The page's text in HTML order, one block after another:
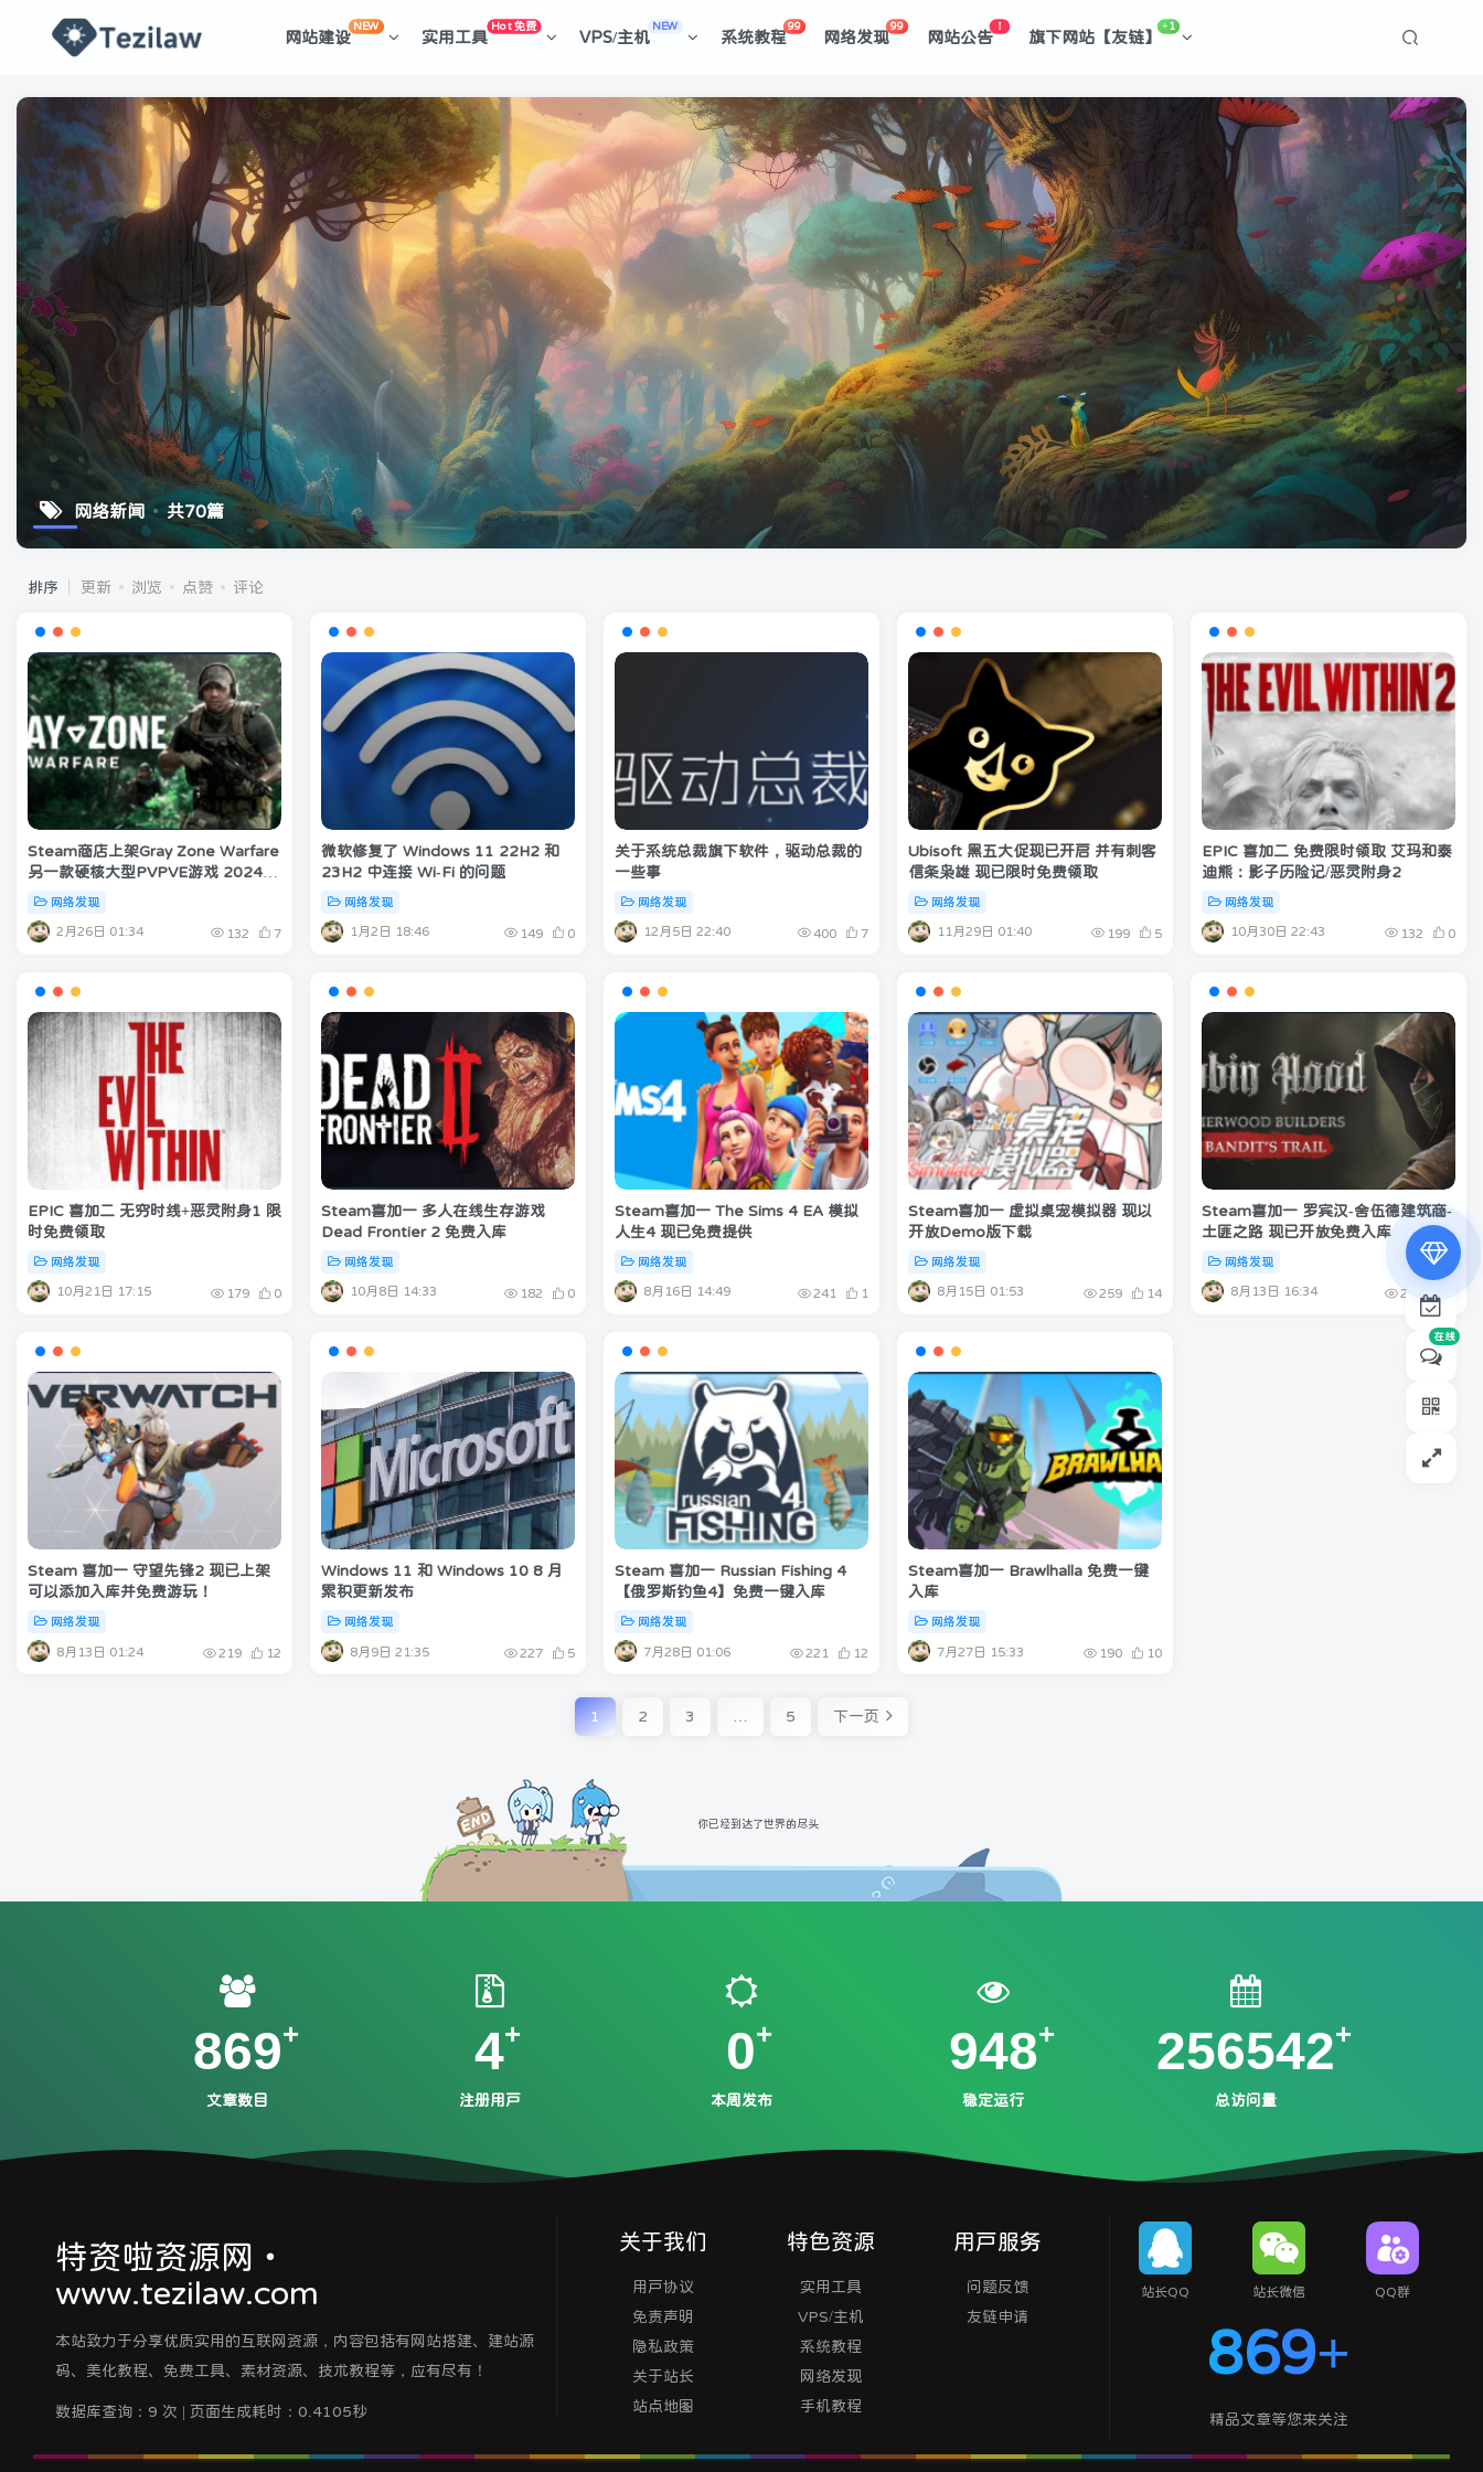
网站建设
NEW
实用工具
Hot 免费
VPS/主机
NEW
系统教程
99
网络发现
99
网站公告
！
旗下网站【友链】
+1
网络新闻 共70篇
排序 更新 浏览 点赞 评论
Steam商店上架Gray Zone Warfare
另一款硬核大型PVPVE游戏 2024年
网络发现
2月26日 01:34 132 7
微软修复了 Windows 11 22H2 和
23H2 中连接 Wi-Fi 的问题
网络发现
1月2日 18:46 149 0
关于系统总裁旗下软件，驱动总裁的
一些事
网络发现
12月5日 22:40 400 7
Ubisoft 黑五大促现已开启 并有刺客
信条枭雄 现已限时免费领取
网络发现
11月29日 01:40 199 5
EPIC 喜加二 免费限时领取 艾玛和泰
迪熊：影子历险记/恶灵附身2
网络发现
10月30日 22:43 132 0
EPIC 喜加二 无穷时线+恶灵附身1 限
时免费领取
网络发现
10月21日 17:15 179 0
Steam喜加一 多人在线生存游戏
Dead Frontier 2 免费入库
网络发现
10月8日 14:33 182 0
Steam喜加一 The Sims 4 EA 模拟
人生4 现已免费提供
网络发现
8月16日 14:49 241 1
Steam喜加一 虚拟桌宠模拟器 现以
开放Demo版下载
网络发现
8月15日 01:53 259 14
Steam喜加一 罗宾汉-舍伍德建筑商-
土匪之路 现已开放免费入库
网络发现
8月13日 16:34 215
Steam 喜加一 守望先锋2 现已上架
可以添加入库并免费游玩！
网络发现
8月13日 01:24 219 12
Windows 11 和 Windows 10 8 月
累积更新发布
网络发现
8月9日 21:35 227 5
Steam 喜加一 Russian Fishing 4
【俄罗斯钓鱼4】免费一键入库
网络发现
7月28日 01:06 221 12
Steam喜加一 Brawlhalla 免费一键
入库
网络发现
7月27日 15:33 190 10
1 2 3 5 下一页
你已经到达了世界的尽头
869
文章数目
4
注册用户
0
本周发布
948
稳定运行
256542
总访问量
特资啦资源网・
www.tezilaw.com
本站致力于分享优质实用的互联网资源，内容包括有网站搭建、建站源
码、美化教程、免费工具、素材资源、技术教程等，应有尽有！
数据库查询：9 次 | 页面生成耗时：0.4105秒
关于我们
用户协议
免责声明
隐私政策
关于站长
站点地图
特色资源
实用工具
VPS/主机
系统教程
网络发现
手机教程
用户服务
问题反馈
友链申请
站长QQ 站长微信 QQ群
869+
精品文章等您来关注
专属内容无限访问
下载权限提升至最高级
专属子比付费美化优惠
免费下载更多精品资源
¥19.9 ¥39.9
在线